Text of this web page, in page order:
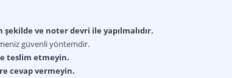
ve noter devri ile yapılmalıdır.
güvenli yöntemdir.
teslim etmeyin.
cevap vermeyin.